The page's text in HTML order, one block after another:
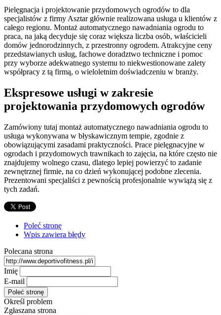
Pielęgnacja i projektowanie przydomowych ogrodów to dla
specjalistów z firmy Asztar głównie realizowana usługa u klientów z
całego regionu. Montaż automatycznego nawadniania ogrodu to
praca, na jaką decyduje się coraz większa liczba osób, właścicieli
domów jednorodzinnych, z przestronny ogrodem. Atrakcyjne ceny
przedstawianych usług, fachowe doradztwo techniczne i pomoc
przy wyborze adekwatnego systemu to niekwestionowane zalety
współpracy z tą firmą, o wieloletnim doświadczeniu w branży.
Ekspresowe usługi w zakresie
projektowania przydomowych ogrodów
Zamówiony tutaj montaż automatycznego nawadniania ogrodu to
usługa wykonywana w błyskawicznym tempie, zgodnie z
obowiązującymi zasadami praktyczności. Prace pielęgnacyjne w
ogrodach i przydomowych trawnikach to zajęcia, na które często nie
znajdujemy wolnego czasu, dlatego lepiej powierzyć to zadanie
zewnętrznej firmie, na co dzień wykonującej podobne zlecenia.
Prezentowani specjaliści z pewnością profesjonalnie wywiążą się z
tych zadań.
Poleć stronę
Wpis zawiera błędy
Polecana strona
Imię
E-mail
Określ problem
Zgłaszana strona